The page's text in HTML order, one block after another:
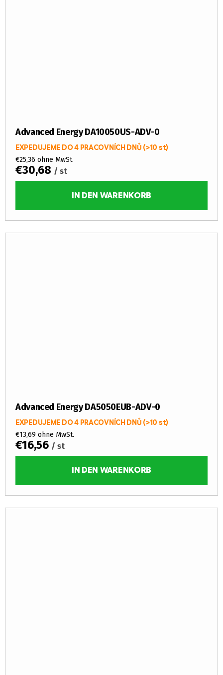
Advanced Energy DA10050US-ADV-0
EXPEDUJEME DO 4 PRACOVNÍCH DNŮ (>10 st)
€25,36 ohne MwSt.
€30,68 / st
IN DEN WARENKORB
Advanced Energy DA5050EUB-ADV-0
EXPEDUJEME DO 4 PRACOVNÍCH DNŮ (>10 st)
€13,69 ohne MwSt.
€16,56 / st
IN DEN WARENKORB